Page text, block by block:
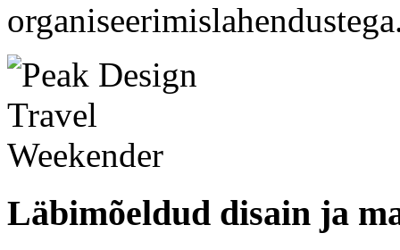
Läbimõeldud disain ja